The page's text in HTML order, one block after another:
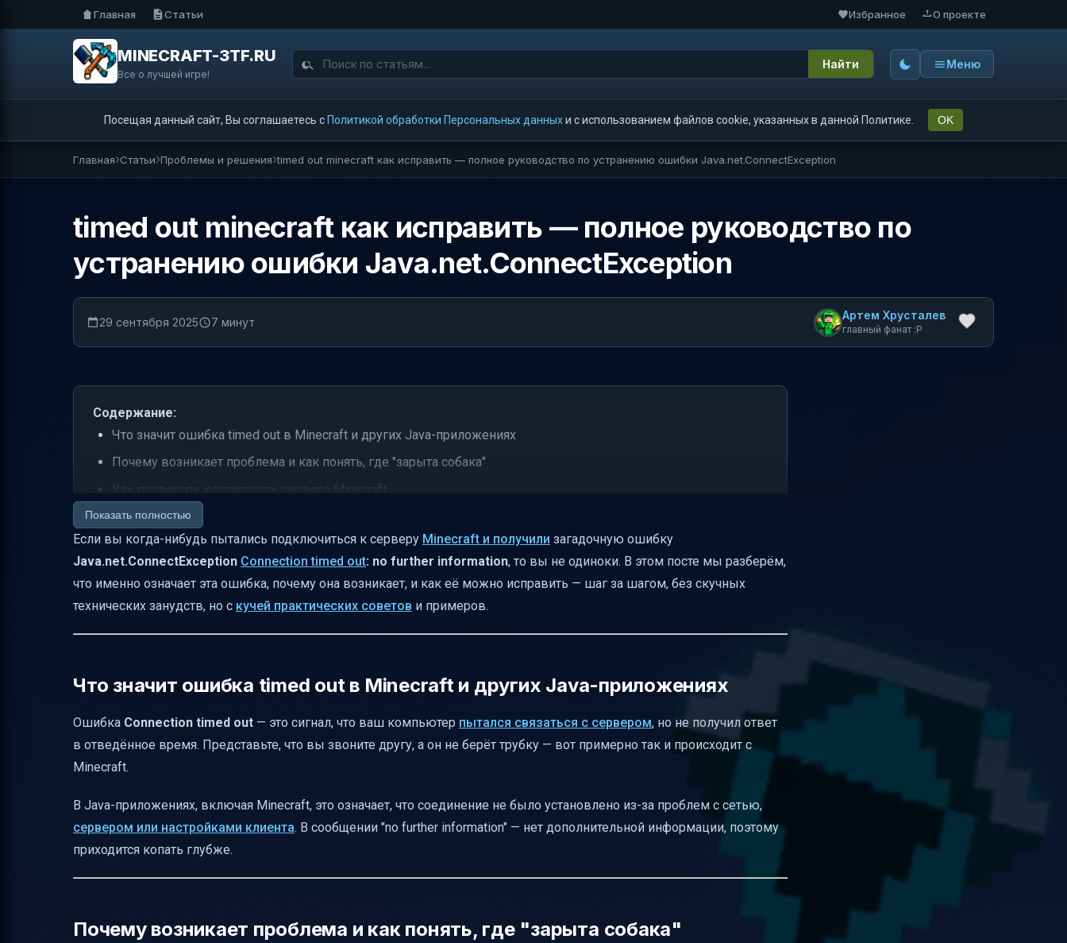
Главная Статьи Избранное О проекте
MINECRAFT-3TF.RU
Все о лучшей игре!
Найти Меню
Посещая данный сайт, Вы соглашаетесь с Политикой обработки Персональных данныхи с использованием файлов cookie, указанных в данной Политике. OK
Главная Статьи Проблемы и решения timed out minecraft как исправить — полное руководство по устранению ошибки Java.net.ConnectException
timed out minecraft как исправить — полное руководство по
устранению ошибки Java.net.ConnectException
29 сентября 2025 7 минут Артем Хрусталев
главный фанат :P
Содержание:
Что значит ошибка timed out в Minecraft и других Java-приложениях
Почему возникает проблема и как понять, где "зарыта собака"
Как проверить доступность сервера Minecraft
Что полезно знать о сервере и клиенте перед исправлением
Почему важна версия Java и Minecraft
Как обновить Java на Windows
Обновление Minecraft и влияние на подключение
Настройка брандмауэра Windows для Minecraft и Java
Проверка и исправление сетевых настроек на ПК
Настройка переадресации портов на роутере
VPN и его влияние
Показать полностью
Если вы когда-нибудь пытались подключиться к серверу Minecraft и получили загадочную ошибку
Java.net.ConnectException Connection timed out: no further information, то вы не одиноки. В этом посте мы разберём,
что именно означает эта ошибка, почему она возникает, и как её можно исправить — шаг за шагом, без скучных
технических занудств, но с кучей практических советов и примеров.
Что значит ошибка timed out в Minecraft и других Java-приложениях
Ошибка Connection timed out — это сигнал, что ваш компьютер пытался связаться с сервером, но не получил ответ
в отведённое время. Представьте, что вы звоните другу, а он не берёт трубку — вот примерно так и происходит с
Minecraft.
В Java-приложениях, включая Minecraft, это означает, что соединение не было установлено из-за проблем с сетью,
сервером или настройками клиента. В сообщении "no further information" — нет дополнительной информации, поэтому
приходится копать глубже.
Почему возникает проблема и как понять, где "зарыта собака"